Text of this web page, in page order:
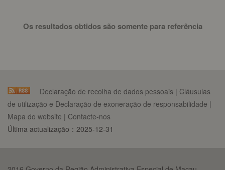
Os resultados obtidos são somente para referência
Declaração de recolha de dados pessoais | Cláusulas
de utilização e Declaração de exoneração de responsabilidade |
Mapa do website | Contacte-nos
Última actualização： 2025-12-31